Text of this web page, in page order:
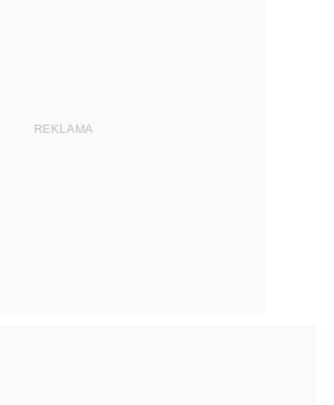
REKLAMA